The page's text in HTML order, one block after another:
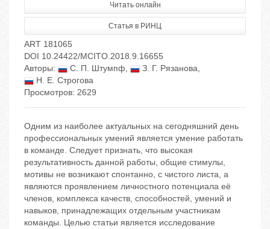
Читать онлайн
Статья в РИНЦ
ART 181065
DOI 10.24422/MCITO.2018.9.16655
Авторы:
С. П. Штумпф, З. Г. Рязанова,
Н. Е. Строгова
Просмотров: 2629
Одним из наиболее актуальных на сегодняшний день
профессиональных умений является умение работать
в команде. Следует признать, что высокая
результативность данной работы, общие стимулы,
мотивы не возникают спонтанно, с чистого листа, а
являются проявлением личностного потенциала её
членов, комплекса качеств, способностей, умений и
навыков, принадлежащих отдельным участникам
команды. Целью статьи является исследование